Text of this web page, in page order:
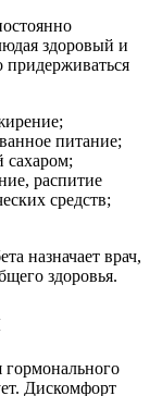
здоровый и
питание;
сахаром;
распитие
средств;
назначает врач,
здоровья.
гормонального
Дискомфорт